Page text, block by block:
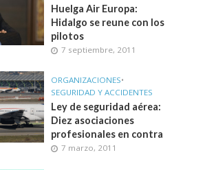
Huelga Air Europa:
Hidalgo se reune con los
pilotos
7 septiembre, 2011
ORGANIZACIONES•
SEGURIDAD Y ACCIDENTES
Ley de seguridad aérea:
Diez asociaciones
profesionales en contra
7 marzo, 2011